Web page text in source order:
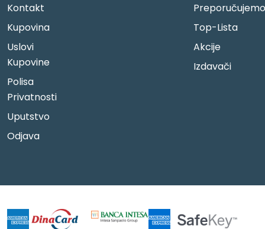
Kontakt
Kupovina
Uslovi
Kupovine
Polisa
Privatnosti
Uputstvo
Odjava
Preporučujemo
Top-Lista
Akcije
Izdavači